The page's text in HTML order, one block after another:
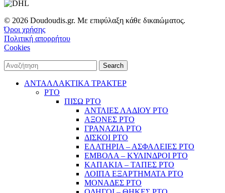
© 2026 Doudoudis.gr. Με επιφύλαξη κάθε δικαιώματος.
Όροι χρήσης
Πολιτική απορρήτου
Cookies
Search
ΑΝΤΑΛΛΑΚΤΙΚΑ ΤΡΑΚΤΕΡ
PTO
ΠΙΣΩ PTO
ΑΝΤΛΙΕΣ ΛΑΔΙΟΥ PTO
ΑΞΟΝΕΣ PTO
ΓΡΑΝΑΖΙΑ PTO
ΔΙΣΚΟΙ PTO
ΕΛΑΤΗΡΙΑ – ΑΣΦΑΛΕΙΕΣ PTO
ΕΜΒΟΛΑ – ΚΥΛΙΝΔΡΟΙ PTO
ΚΑΠΑΚΙΑ – ΤΑΠΕΣ PTO
ΛΟΙΠΑ ΕΞΑΡΤΗΜΑΤΑ PTO
ΜΟΝΑΔΕΣ PTO